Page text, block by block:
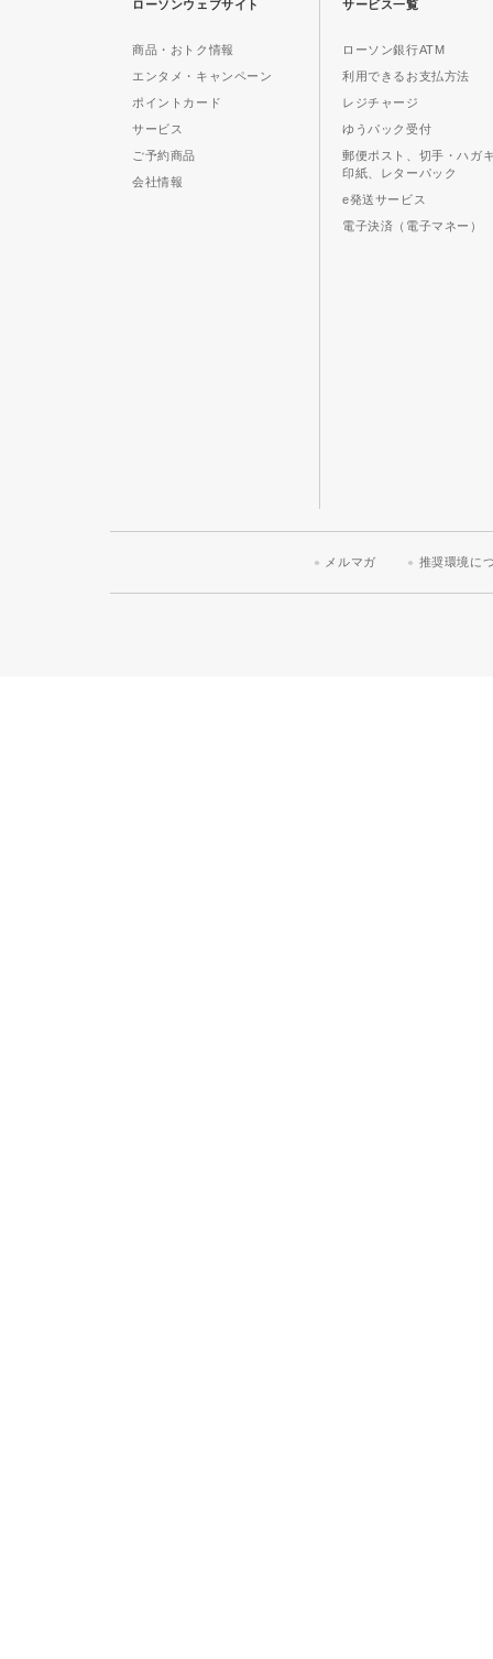
ローソンウェブサイト
商品・おトク情報
エンタメ・キャンペーン
ポイントカード
サービス
ご予約商品
会社情報
サービス一覧
ローソン銀行ATM
利用できるお支払方法
レジチャージ
ゆうパック受付
郵便ポスト、切手・ハガ
印紙、レターパック
e発送サービス
電子決済（電子マネー）
メルマガ 推奨環境に